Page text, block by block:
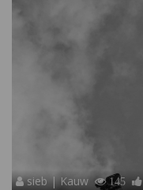
sieb | Kauw 145